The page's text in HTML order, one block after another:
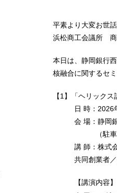
平素より大変お世
浜松商工会議所 商
本日は、静岡銀行
核融合に関するセ
【1】「ヘリック
日 時：2026年
会 場：静岡銀
（駐車場に限
講 師：株式会
共同創業者／代
【講演内容】